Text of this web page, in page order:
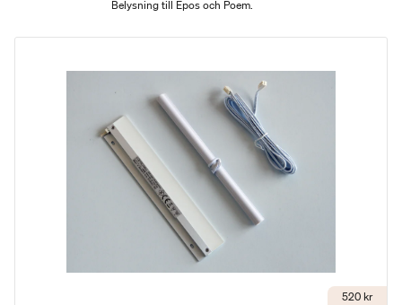
Belysning till Epos och Poem.
520 kr